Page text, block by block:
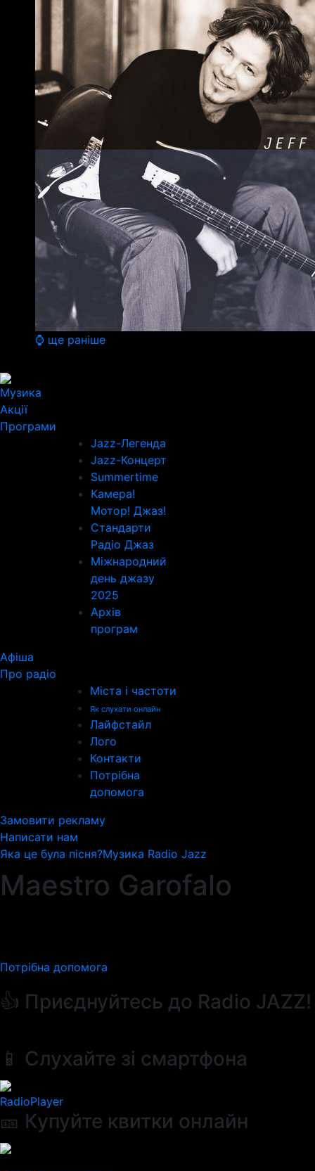
⌚ ще раніше
Музика
Акції
Програми
Jazz-Легенда
Jazz-Концерт
Summertime
Камера!
Мотор! Джаз!
Стандарти
Радіо Джаз
Міжнародний
день джазу
2025
Архів
програм
Афіша
Про радіо
Міста і частоти
Як слухати онлайн
Лайфстайл
Лого
Контакти
Потрібна
допомога
Замовити рекламу
Написати нам
Яка це була пісня?Музика Radio Jazz
Maestro Garofalo
Потрібна допомога
👍 Приєднуйтесь до Radio JAZZ!
📱 Слухайте зі смартфона
RadioPlayer
🎫 Купуйте квитки онлайн